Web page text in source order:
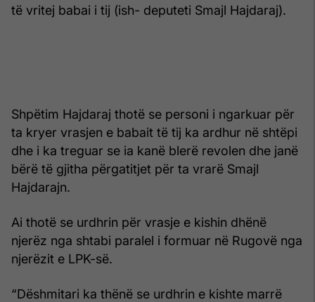
të vritej babai i tij (ish- deputeti Smajl Hajdaraj).
Shpëtim Hajdaraj thotë se personi i ngarkuar për
ta kryer vrasjen e babait të tij ka ardhur në shtëpi
dhe i ka treguar se ia kanë blerë revolen dhe janë
bërë të gjitha përgatitjet për ta vrarë Smajl
Hajdarajn.
Ai thotë se urdhrin për vrasje e kishin dhënë
njerëz nga shtabi paralel i formuar në Rugovë nga
njerëzit e LPK-së.
“Dëshmitari ka thënë se urdhrin e kishte marrë